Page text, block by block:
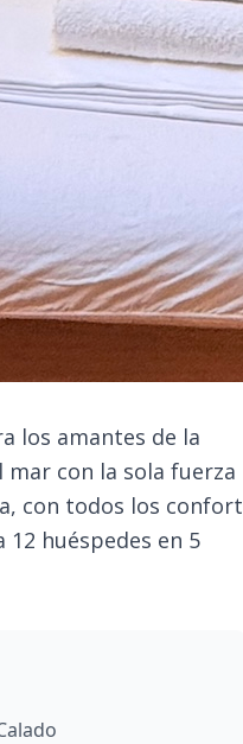
los amantes de la
con la sola fuerza
con todos los confort
huéspedes en 5